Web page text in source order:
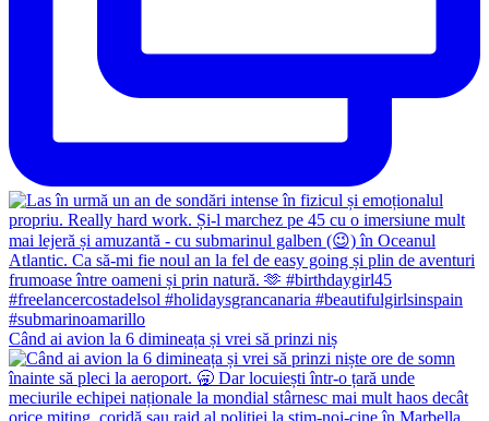
Când ai avion la 6 dimineața și vrei să prinzi niș